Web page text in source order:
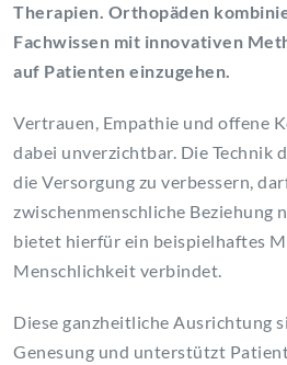
Therapien. Orthopäden
Fachwissen mit innovativen
auf Patienten einzugehen.
Vertrauen, Empathie und offene
dabei unverzichtbar. Die Technik
die Versorgung zu verbessern,
zwischenmenschliche Beziehung
bietet hierfür ein beispielhaftes
Menschlichkeit verbindet.
Diese ganzheitliche Ausrichtung
Genesung und unterstützt